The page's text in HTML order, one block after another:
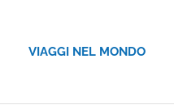
VIAGGI NEL MONDO